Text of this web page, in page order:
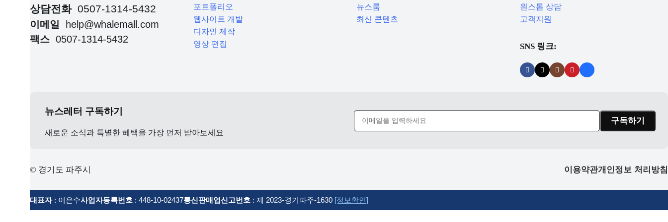
상담전화 0507-1314-5432
이메일
help@whalemall.com
팩스 0507-1314-5432
포트폴리오
웹사이트 개발
디자인 제작
영상 편집
뉴스룸
최신 콘텐츠
원스톱 상담
고객지원
SNS 링크:
뉴스레터 구독하기
새로운 소식과 특별한 혜택을 가장 먼저 받아보세요
© 경기도 파주시 이용약관개인정보 처리방침
대표자: 이은수사업자등록번호 : 448-10-02437통신판매업신고번호 : 제 2023-경기파주-1630 [정보확인]